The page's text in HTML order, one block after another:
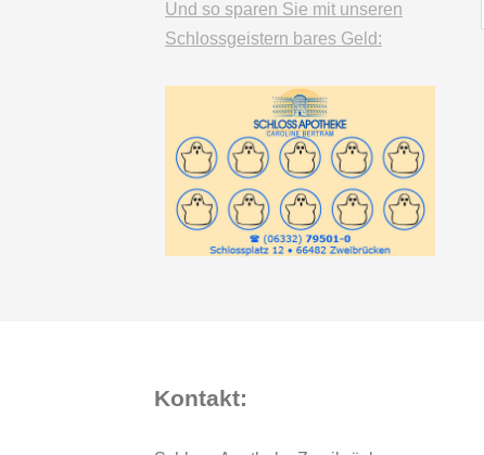
Und so sparen Sie mit unseren
Schlossgeistern bares Geld:
Kontakt: